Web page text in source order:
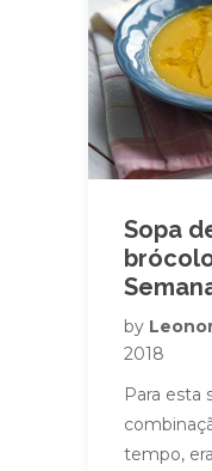
Sopa
by
2018
Para esta
tempo,